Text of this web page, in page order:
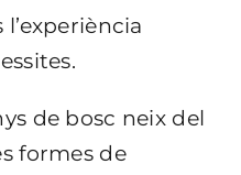
de bosc neix del
formes de